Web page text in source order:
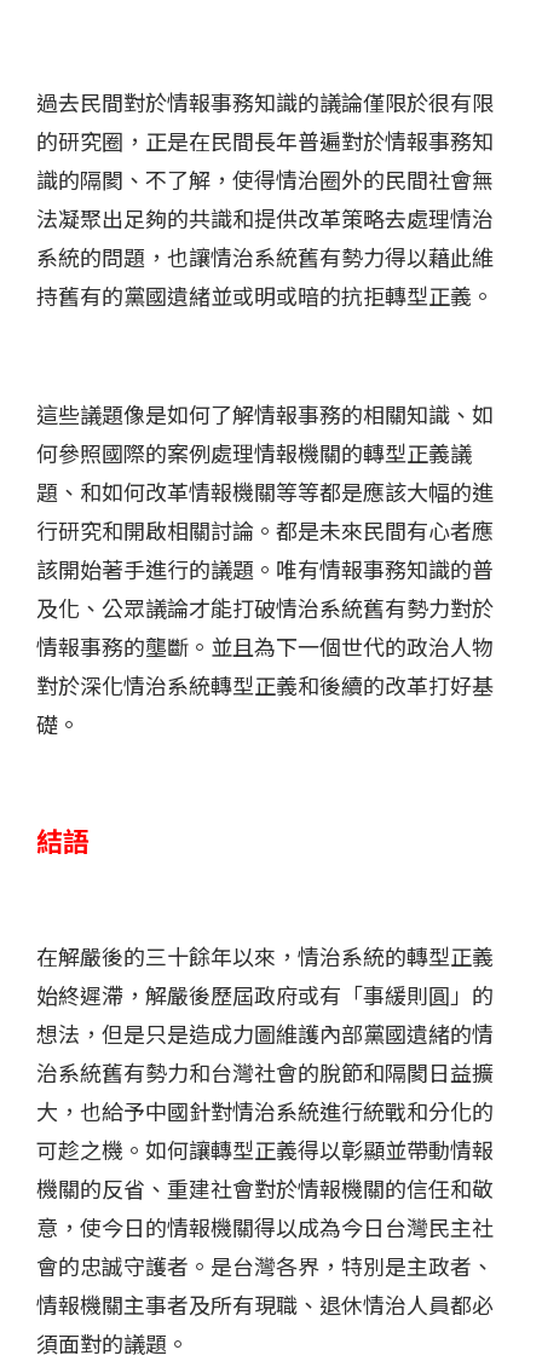
過去民間對於情報事務知識的議論僅限於很有限
的研究圈，正是在民間長年普遍對於情報事務知
識的隔閡、不了解，使得情治圈外的民間社會無
法凝聚出足夠的共識和提供改革策略去處理情治
系統的問題，也讓情治系統舊有勢力得以藉此維
持舊有的黨國遺緒並或明或暗的抗拒轉型正義。
這些議題像是如何了解情報事務的相關知識、如
何參照國際的案例處理情報機關的轉型正義議
題、和如何改革情報機關等等都是應該大幅的進
行研究和開啟相關討論。都是未來民間有心者應
該開始著手進行的議題。唯有情報事務知識的普
及化、公眾議論才能打破情治系統舊有勢力對於
情報事務的壟斷。並且為下一個世代的政治人物
對於深化情治系統轉型正義和後續的改革打好基
礎。
結語
在解嚴後的三十餘年以來，情治系統的轉型正義
始終遲滯，解嚴後歷屆政府或有「事緩則圓」的
想法，但是只是造成力圖維護內部黨國遺緒的情
治系統舊有勢力和台灣社會的脫節和隔閡日益擴
大，也給予中國針對情治系統進行統戰和分化的
可趁之機。如何讓轉型正義得以彰顯並帶動情報
機關的反省、重建社會對於情報機關的信任和敬
意，使今日的情報機關得以成為今日台灣民主社
會的忠誠守護者。是台灣各界，特別是主政者、
情報機關主事者及所有現職、退休情治人員都必
須面對的議題。